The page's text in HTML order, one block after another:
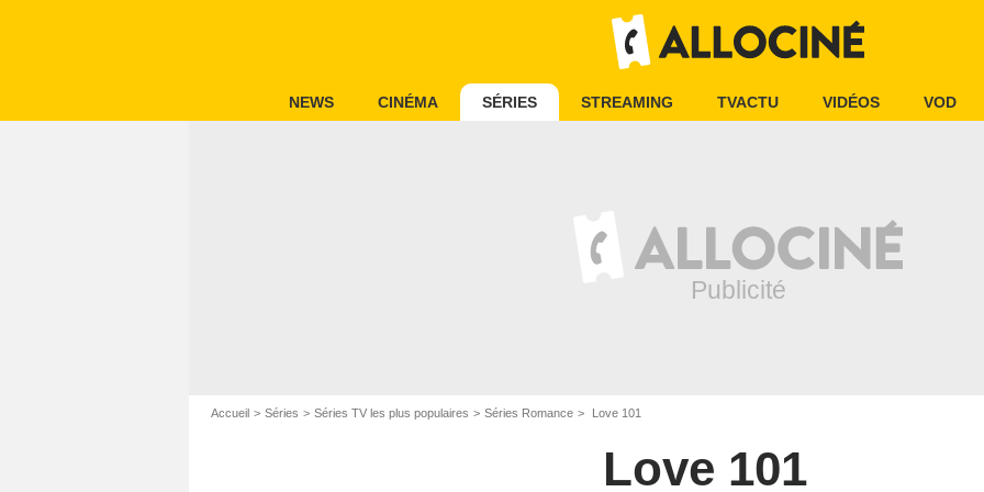
NEWS CINÉMA SÉRIES STREAMING TVACTU VIDÉOS VOD
Accueil Séries Séries TV les plus populaires Séries Romance Love 101
Love 101